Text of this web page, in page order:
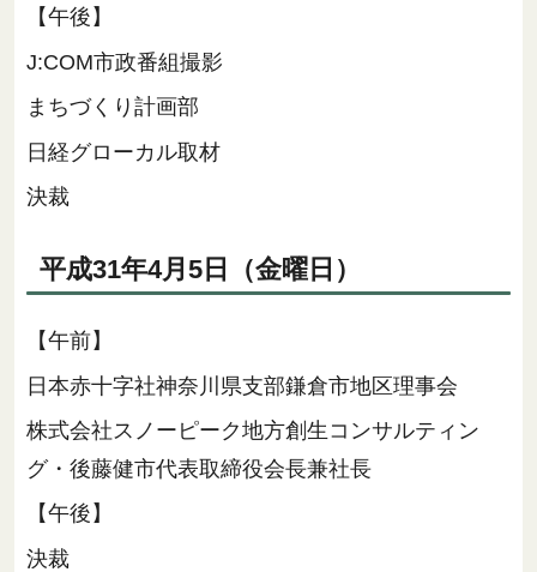
【午後】
J:COM市政番組撮影
まちづくり計画部
日経グローカル取材
決裁
平成31年4月5日（金曜日）
【午前】
日本赤十字社神奈川県支部鎌倉市地区理事会
株式会社スノーピーク地方創生コンサルティン
グ・後藤健市代表取締役会長兼社長
【午後】
決裁